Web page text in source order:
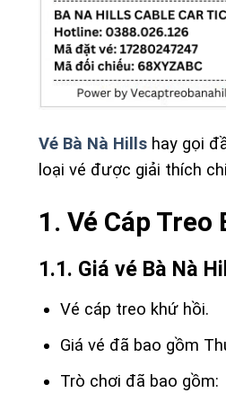
Vé Bà Nà Hills hay gọi
loại vé được giải thích
1. Vé Cáp
1.1. Giá vé Bà Nà
Vé cáp treo khứ hồi.
Giá vé đã bao gồm
Trò chơi đã bao gồm: